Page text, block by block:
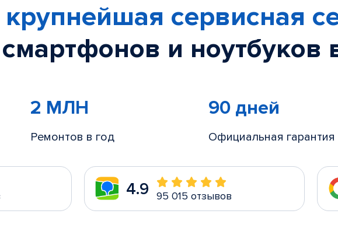
крупнейшая сервисная
и ноутбуков
2 МЛН
Ремонтов в год
90 дней
Официальная гарантия
4.9 95 015 отзывов